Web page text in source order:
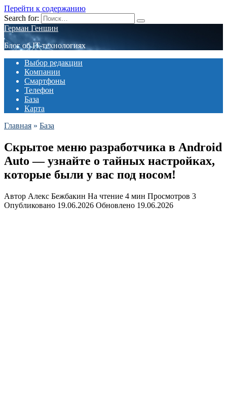
Перейти к содержанию
Search for:
Герман Геншин
Блог об IT-технологиях
Выбор редакции
Компании
Смартфоны
Телефон
База
Карта
Главная » База
Скрытое меню разработчика в Android
Auto — узнайте о тайных настройках,
которые были у вас под носом!
Автор Алекс Бежбакин На чтение 4 мин Просмотров 3
Опубликовано 19.06.2026 Обновлено 19.06.2026